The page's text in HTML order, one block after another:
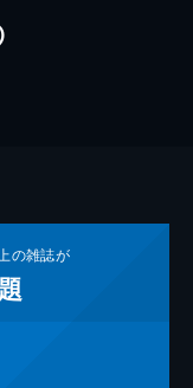
の雑誌が